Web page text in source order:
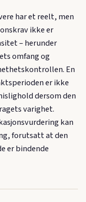
har et reelt, men
ikke er
– herunder
omfang og
En
er ikke
dersom den
varighet.
kan
forutsatt at den
er bindende